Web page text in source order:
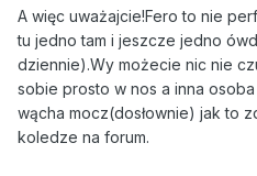
A więc uważajcie!Fero to nie
tu jedno tam i jeszcze jedno
dziennie).Wy możecie nic nie
sobie prosto w nos a inna
wącha mocz(dosłownie) jak to
koledze na forum.